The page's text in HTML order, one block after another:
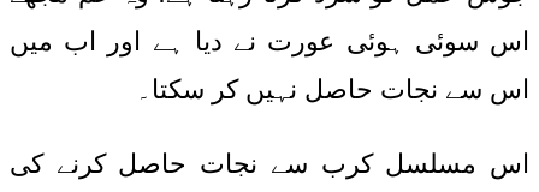
اس سوئی ہوئی عورت نے دیا ہے اور اب میں
اس سے نجات حاصل نہیں کر سکتا۔
اس مسلسل کرب سے نجات حاصل کرنے کی